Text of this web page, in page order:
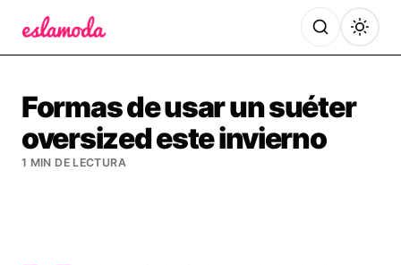
Formas de usar un suéter
oversized este invierno
1 MIN DE LECTURA